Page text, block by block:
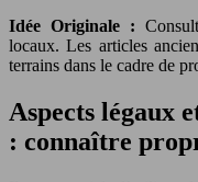
Idée Originale :
locaux. Les articles
terrains dans le cadre de
Aspects légaux
: connaître